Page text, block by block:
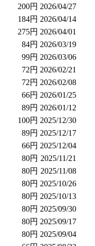
200円 2026/04/27
184円 2026/04/14
275円 2026/04/01
84円 2026/03/19
99円 2026/03/06
72円 2026/02/21
72円 2026/02/08
66円 2026/01/25
89円 2026/01/12
100円 2025/12/30
89円 2025/12/17
66円 2025/12/04
80円 2025/11/21
80円 2025/11/08
80円 2025/10/26
80円 2025/10/13
80円 2025/09/30
80円 2025/09/17
80円 2025/09/04